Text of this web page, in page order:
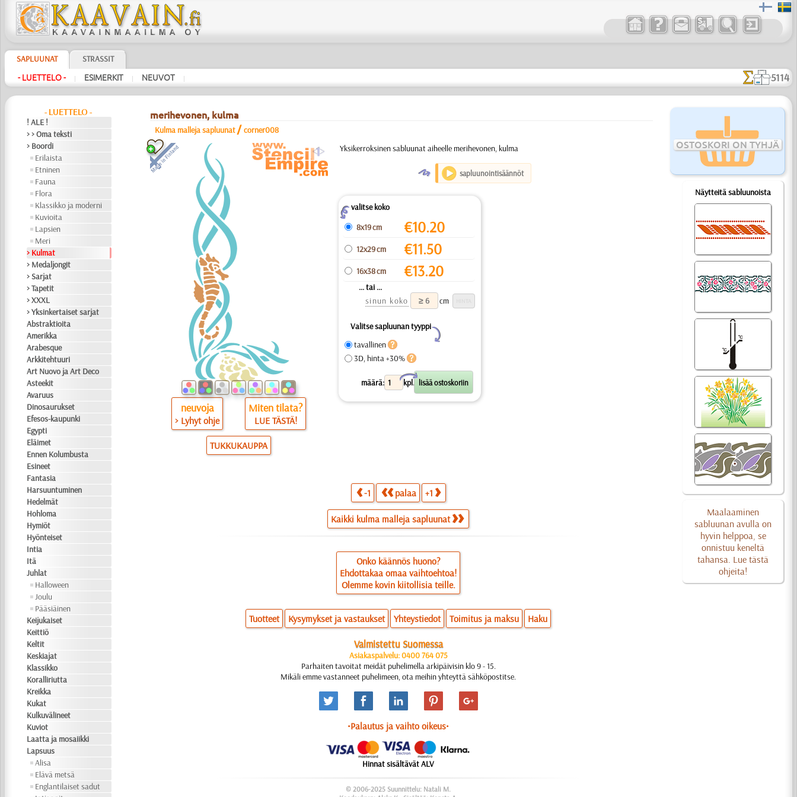
SAPLUUNAT STRASSIT
- LUETTELO - | ESIMERKIT | NEUVOT | 5114
- LUETTELO -
! ALE !
> > Oma teksti
> Boordi
Erilaista
Etninen
Fauna
Flora
Klassikko ja moderni
Kuvioita
Lapsien
Meri
> Kulmat
> Medaljongit
> Sarjat
> Tapetit
> XXXL
> Yksinkertaiset sarjat
Abstraktioita
Amerikka
Arabesque
Arkkitehtuuri
Art Nuovo ja Art Deco
Asteekit
Avaruus
Dinosaurukset
Efesos-kaupunki
Egypti
Eläimet
Ennen Kolumbusta
Esineet
Fantasia
Harsuuntuminen
Hedelmät
Hohloma
Hymiöt
Hyönteiset
Intia
Itä
Juhlat
Halloween
Joulu
Pääsiäinen
Keijukaiset
Keittiö
Keltit
Keskiajat
Klassikko
Koralliriutta
Kreikka
Kukat
Kulkuvälineet
Kuviot
Laatta ja mosaiikki
Lapsuus
Alisa
Elävä metsä
Englantilaiset sadut
OSTOSKORI ON TYHJÄ
Näytteitä sabluunoista
Maalaaminen
sabluunan avulla on
hyvin helppoa, se
onnistuu keneltä
tahansa. Lue tästä
ohjeita!
merihevonen, kulma
Kulma malleja sapluunat /corner008
a
neuvoja
> Lyhyt ohje
Miten tilata?
LUE TÄSTÄ!
TUKKUKAUPPA
Yksikerroksinen sabluunat aiheelle merihevonen, kulma
O sapluunointisäännöt
Zvalitse koko
8x19 cm
€10.20
12x29 cm €11.50
16x38 cm €13.20
... tai ...
sinun koko
cm
Valitse sapluunan tyyppi
Y
tavallinen
3D, hinta +30%
määrä: kpl.
X
-1 palaa +1
Kaikki kulma malleja sapluunat
Onko käännös huono?
Ehdottakaa omaa vaihtoehtoa!
Olemme kovin kiitollisia teille.
Tuotteet Kysymykset ja vastaukset Yhteystiedot Toimitus ja maksu Haku
Valmistettu Suomessa
Asiakaspalvelu: 0400 764 075
Parhaiten tavoitat meidät puhelimella arkipäivisin klo 9 - 15.
Mikäli emme vastanneet puhelimeen, ota meihin yhteyttä sähköpostitse.
•Palautus ja vaihto oikeus•
Hinnat sisältävät ALV
© 2006-2025 Suunnittelu: Natali M.